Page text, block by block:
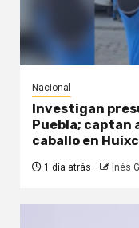
Nacional
Investigan
Puebla; captan
caballo en
1 día atrás Inés